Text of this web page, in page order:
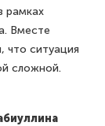
рамках
Вместе
что ситуация
сложной.